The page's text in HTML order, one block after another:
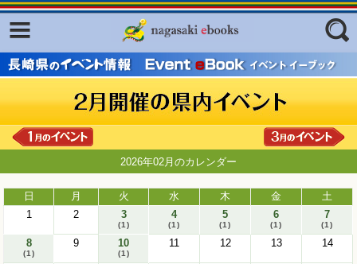
フリーワード
2026年02月のカレンダー
日 月 火 水 木 金
土
1
2 3
(1)
4
(1)
5
(1)
6
(1)
7
(1)
8
(1)
9 10
(1)
11 12 13 14
Facebook
ふくいろキラリプロジェクト
東京観光デジタルパンフレットギャ
ラリー（TOKYO Brochures）
復興応援企画
はじめてご利用される方へ
コンテンツ
広報誌ナビ
明治日本の産業革命遺産